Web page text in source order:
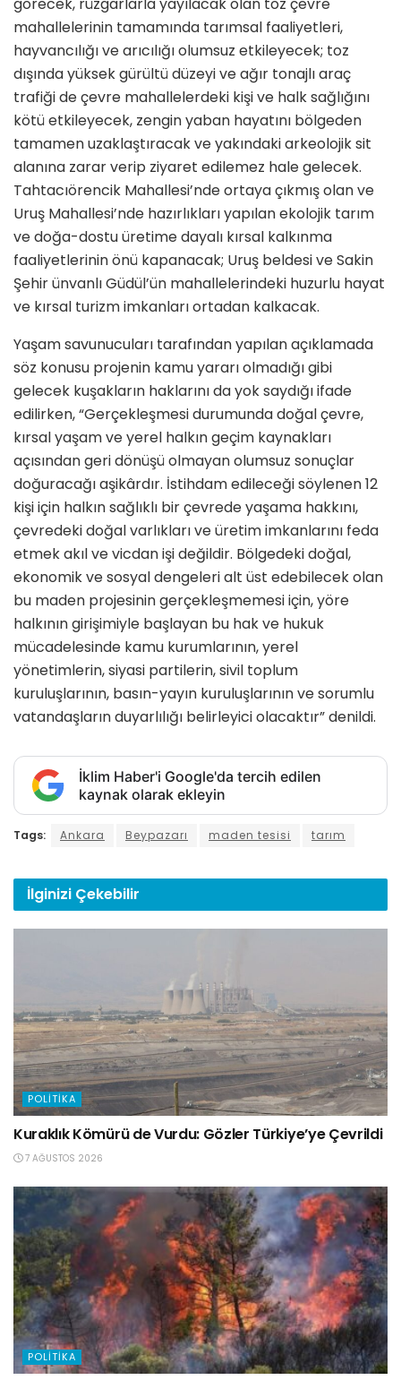
mahallelerinin tamamında tarımsal faaliyetleri,
hayvancılığı ve arıcılığı olumsuz etkileyecek; toz
dışında yüksek gürültü düzeyi ve ağır tonajlı araç
trafiği de çevre mahallelerdeki kişi ve halk sağlığını
kötü etkileyecek, zengin yaban hayatını bölgeden
tamamen uzaklaştıracak ve yakındaki arkeolojik sit
alanına zarar verip ziyaret edilemez hale gelecek.
Tahtacıörencik Mahallesi’nde ortaya çıkmış olan ve
Uruş Mahallesi’nde hazırlıkları yapılan ekolojik tarım
ve doğa-dostu üretime dayalı kırsal kalkınma
faaliyetlerinin önü kapanacak; Uruş beldesi ve Sakin
Şehir ünvanlı Güdül’ün mahallelerindeki huzurlu hayat
ve kırsal turizm imkanları ortadan kalkacak.
Yaşam savunucuları tarafından yapılan açıklamada
söz konusu projenin kamu yararı olmadığı gibi
gelecek kuşakların haklarını da yok saydığı ifade
edilirken, “Gerçekleşmesi durumunda doğal çevre,
kırsal yaşam ve yerel halkın geçim kaynakları
açısından geri dönüşü olmayan olumsuz sonuçlar
doğuracağı aşikârdır. İstihdam edileceği söylenen 12
kişi için halkın sağlıklı bir çevrede yaşama hakkını,
çevredeki doğal varlıkları ve üretim imkanlarını feda
etmek akıl ve vicdan işi değildir. Bölgedeki doğal,
ekonomik ve sosyal dengeleri alt üst edebilecek olan
bu maden projesinin gerçekleşmemesi için, yöre
halkının girişimiyle başlayan bu hak ve hukuk
mücadelesinde kamu kurumlarının, yerel
yönetimlerin, siyasi partilerin, sivil toplum
kuruluşlarının, basın-yayın kuruluşlarının ve sorumlu
vatandaşların duyarlılığı belirleyici olacaktır” denildi.
İklim Haber'i Google'da tercih edilen
kaynak olarak ekleyin
Tags: Ankara Beypazarı maden tesisi tarım
İlginizi Çekebilir
POLITIKA
Kuraklık Kömürü de Vurdu: Gözler Türkiye’ye Çevrildi
7 AĞUSTOS 2026
POLITIKA